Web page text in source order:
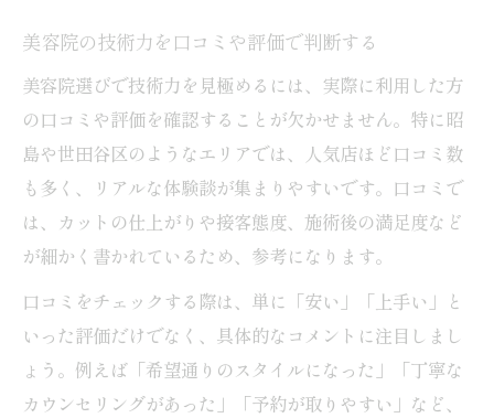
美容院の技術力を口コミや評価で判断する
美容院選びで技術力を見極めるには、実際に利用した方
の口コミや評価を確認することが欠かせません。特に昭
島や世田谷区のようなエリアでは、人気店ほど口コミ数
も多く、リアルな体験談が集まりやすいです。口コミで
は、カットの仕上がりや接客態度、施術後の満足度など
が細かく書かれているため、参考になります。
口コミをチェックする際は、単に「安い」「上手い」と
いった評価だけでなく、具体的なコメントに注目しまし
ょう。例えば「希望通りのスタイルになった」「丁寧な
カウンセリングがあった」「予約が取りやすい」など、